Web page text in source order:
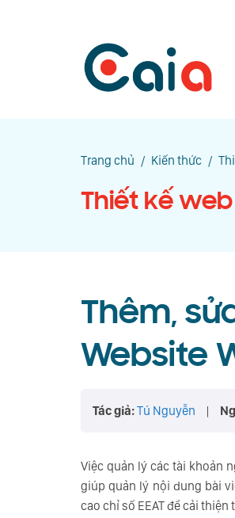
Trang chủ / Kiến thức /
Thiết kế web
Thêm,
Website
Tác giả:Tú Nguyễn |
Việc quản lý các tài khoản
giúp quản lý nội dung bài
cao chỉ số EEAT để cải